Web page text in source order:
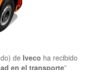
de Iveco ha recibido
en el transporte”